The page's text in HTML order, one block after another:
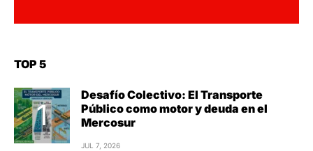
TOP 5
Desafío Colectivo: El Transporte
Público como motor y deuda en el
Mercosur
JUL 7, 2026